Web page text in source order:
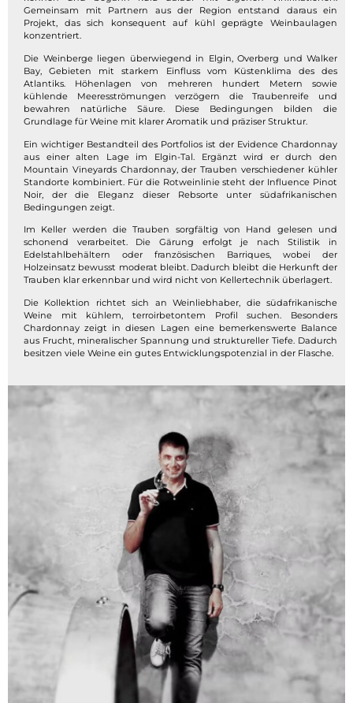
Gemeinsam mit Partnern aus der Region entstand daraus ein
Projekt, das sich konsequent auf kühl geprägte Weinbaulagen
konzentriert.
Die Weinberge liegen überwiegend in Elgin, Overberg und Walker
Bay, Gebieten mit starkem Einfluss vom Küstenklima des des
Atlantiks. Höhenlagen von mehreren hundert Metern sowie
kühlende Meeresströmungen verzögern die Traubenreife und
bewahren natürliche Säure. Diese Bedingungen bilden die
Grundlage für Weine mit klarer Aromatik und präziser Struktur.
Ein wichtiger Bestandteil des Portfolios ist der Evidence Chardonnay
aus einer alten Lage im Elgin-Tal. Ergänzt wird er durch den
Mountain Vineyards Chardonnay, der Trauben verschiedener kühler
Standorte kombiniert. Für die Rotweinlinie steht der Influence Pinot
Noir, der die Eleganz dieser Rebsorte unter südafrikanischen
Bedingungen zeigt.
Im Keller werden die Trauben sorgfältig von Hand gelesen und
schonend verarbeitet. Die Gärung erfolgt je nach Stilistik in
Edelstahlbehältern oder französischen Barriques, wobei der
Holzeinsatz bewusst moderat bleibt. Dadurch bleibt die Herkunft der
Trauben klar erkennbar und wird nicht von Kellertechnik überlagert.
Die Kollektion richtet sich an Weinliebhaber, die südafrikanische
Weine mit kühlem, terroirbetontem Profil suchen. Besonders
Chardonnay zeigt in diesen Lagen eine bemerkenswerte Balance
aus Frucht, mineralischer Spannung und struktureller Tiefe. Dadurch
besitzen viele Weine ein gutes Entwicklungspotenzial in der Flasche.